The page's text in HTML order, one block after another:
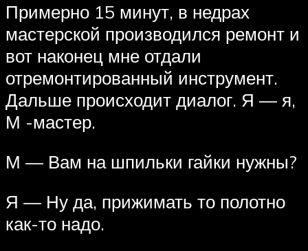
Примерно 15 минут, в недрах
мастерской производился ремонт и
вот наконец мне отдали
отремонтированный инструмент.
Дальше происходит диалог. Я — я,
М -мастер.
М — Вам на шпильки гайки нужны?
Я — Ну да, прижимать то полотно
как-то надо.